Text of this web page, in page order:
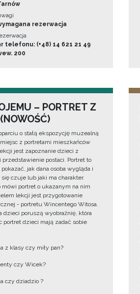
rezerwacja
telefonu: (+48) 14 621 21 49
200
– PORTRET Z
o stałą ekspozycję muzealną
z portretami mieszkańców
jest zapoznanie dzieci z
przedstawienie postaci. Portret to
jak dana osoba wygląda i
czuje lub jaki ma charakter.
mówi portret o ukazanym na nim
lekcji jest przygotowanie
- portretu Wincentego Witosa.
dzieci poruszą wyobraźnię, która
portret dzieci mają zadać sobie
z klasy czy miły pan?
czy Wicek?
czy dziadzio ?